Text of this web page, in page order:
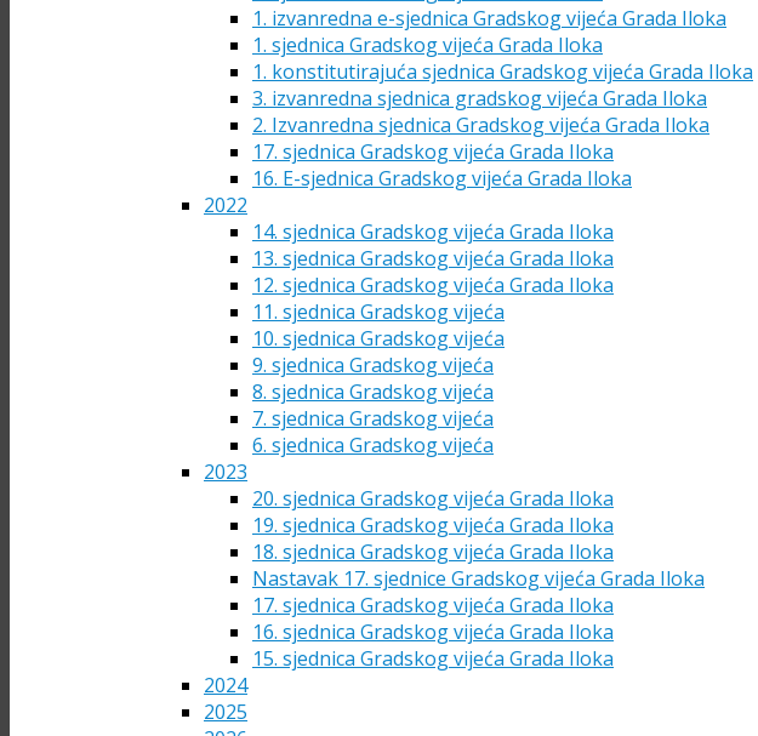
1. izvanredna e-sjednica Gradskog vijeća Grada Iloka
1. sjednica Gradskog vijeća Grada Iloka
1. konstitutirajuća sjednica Gradskog vijeća Grada Iloka
3. izvanredna sjednica gradskog vijeća Grada Iloka
2. Izvanredna sjednica Gradskog vijeća Grada Iloka
17. sjednica Gradskog vijeća Grada Iloka
16. E-sjednica Gradskog vijeća Grada Iloka
2022
14. sjednica Gradskog vijeća Grada Iloka
13. sjednica Gradskog vijeća Grada Iloka
12. sjednica Gradskog vijeća Grada Iloka
11. sjednica Gradskog vijeća
10. sjednica Gradskog vijeća
9. sjednica Gradskog vijeća
8. sjednica Gradskog vijeća
7. sjednica Gradskog vijeća
6. sjednica Gradskog vijeća
2023
20. sjednica Gradskog vijeća Grada Iloka
19. sjednica Gradskog vijeća Grada Iloka
18. sjednica Gradskog vijeća Grada Iloka
Nastavak 17. sjednice Gradskog vijeća Grada Iloka
17. sjednica Gradskog vijeća Grada Iloka
16. sjednica Gradskog vijeća Grada Iloka
15. sjednica Gradskog vijeća Grada Iloka
2024
2025